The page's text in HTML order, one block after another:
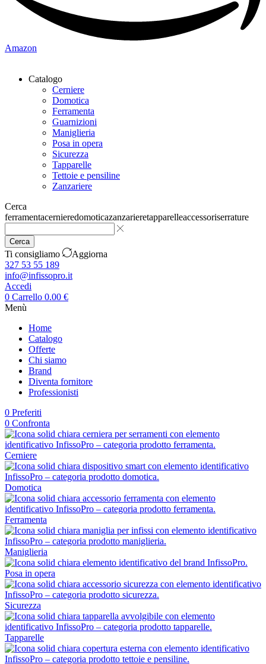
Amazon
Catalogo
Cerniere
Domotica
Ferramenta
Guarnizioni
Maniglieria
Posa in opera
Sicurezza
Tapparelle
Tettoie e pensiline
Zanzariere
Cerca
ferramentacernieredomoticazanzarieretapparelleaccessoriserrature
Cerca
Ti consigliamo
Aggiorna
327 53 55 189
info@infissopro.it
Accedi
0 Carrello 0.00 €
Menù
Home
Catalogo
Offerte
Chi siamo
Brand
Diventa fornitore
Professionisti
0 Preferiti
0 Confronta
Cerniere
Domotica
Ferramenta
Maniglieria
Posa in opera
Sicurezza
Tapparelle